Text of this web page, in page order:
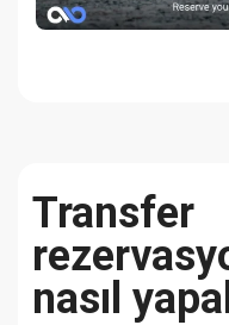
Transfer
nasıl